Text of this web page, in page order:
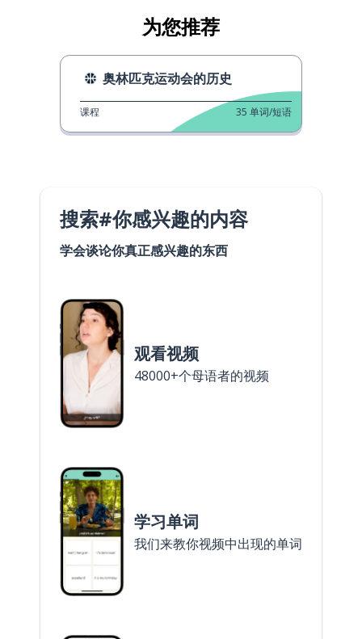
为您推荐
奥林匹克运动会的历史
课程 35 单词/短语
搜索#你感兴趣的内容
学会谈论你真正感兴趣的东西
观看视频
48000+个母语者的视频
学习单词
我们来教你视频中出现的单词